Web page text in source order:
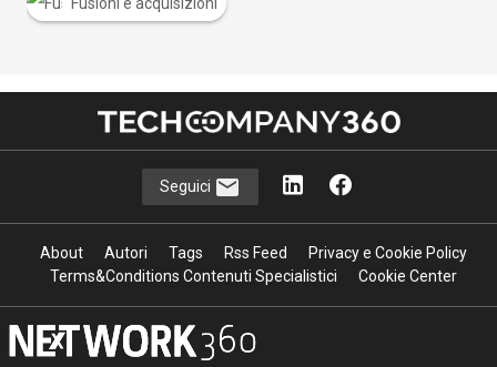
Seguici
About Autori Tags Rss Feed
Privacy e Cookie Policy
Terms&Conditions Contenuti Specialistici
Cookie Center